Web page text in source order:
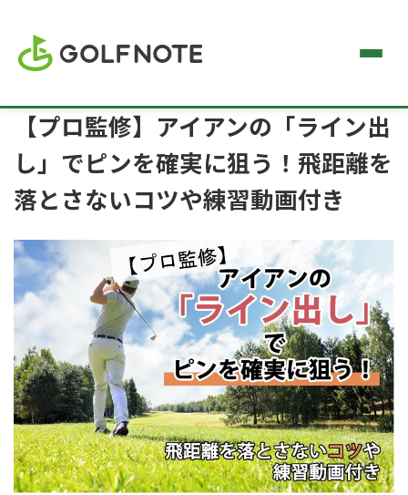
【プロ監修】アイアンの「ライン出
し」でピンを確実に狙う！飛距離を
落とさないコツや練習動画付き